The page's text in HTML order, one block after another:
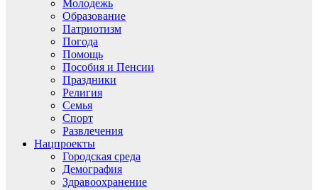
Молодежь
Образование
Патриотизм
Погода
Помощь
Пособия и Пенсии
Праздники
Религия
Семья
Спорт
Развлечения
Нацпроекты
Городская среда
Демография
Здравоохранение